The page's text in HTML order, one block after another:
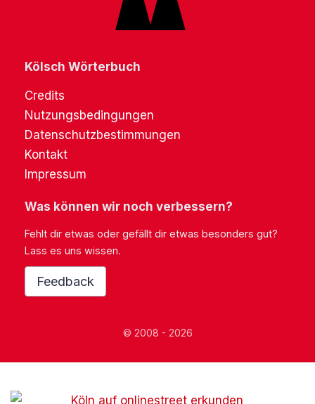
Kölsch Wörterbuch
Credits
Nutzungsbedingungen
Datenschutzbestimmungen
Kontakt
Impressum
Was können wir noch verbessern?
Fehlt dir etwas oder gefällt dir etwas besonders gut?
Lass es uns wissen.
Feedback
© 2008 - 2026